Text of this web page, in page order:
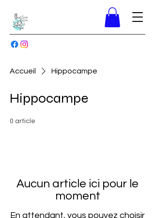
Accueil Hippocampe
Hippocampe
0 article
Aucun article ici pour le
moment
En attendant, vous pouvez choisir